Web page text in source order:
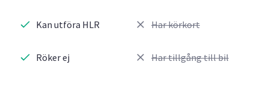
Kan utföra HLR
Röker ej
Har körkort
Har tillgång till bil